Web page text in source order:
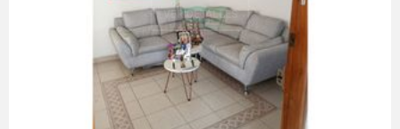
VER DETALLES